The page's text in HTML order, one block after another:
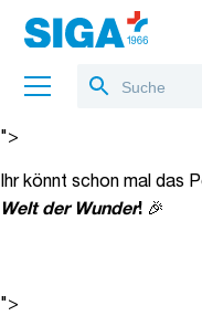
Ihr könnt schon mal das
Welt der Wunder!🎉
">
Ihr könnt schon mal das
Welt der Wunder! 🎉
">
Über uns
Referenzen